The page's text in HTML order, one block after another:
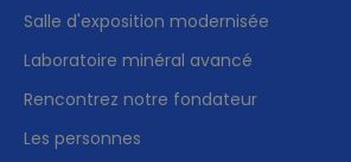
Salle d'exposition modernisée
Laboratoire minéral avancé
Rencontrez notre fondateur
Les personnes